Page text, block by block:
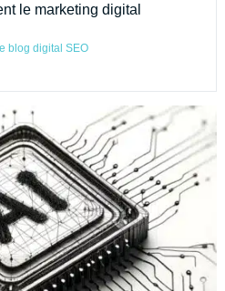
le marketing digital
blog digital SEO